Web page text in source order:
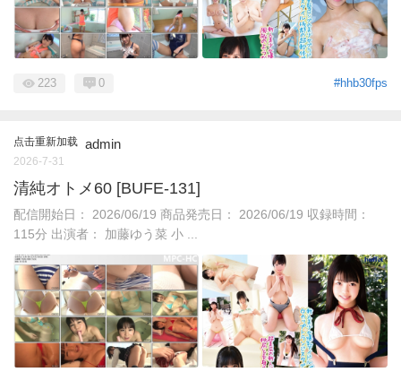
#hhb30fps
223 0
点击重新加载 admin
2026-7-31
清純オトメ60 [BUFE-131]
配信開始日： 2026/06/19 商品発売日： 2026/06/19 収録時間：
115分 出演者： 加藤ゆう菜 小 ...